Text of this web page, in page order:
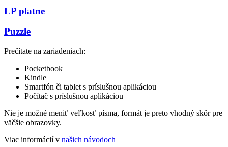
LP platne
Puzzle
Prečítate na zariadeniach:
Pocketbook
Kindle
Smartfón či tablet s príslušnou aplikáciou
Počítač s príslušnou aplikáciou
Nie je možné meniť veľkosť písma, formát je preto vhodný skôr pre
väčšie obrazovky.
Viac informácií v našich návodoch